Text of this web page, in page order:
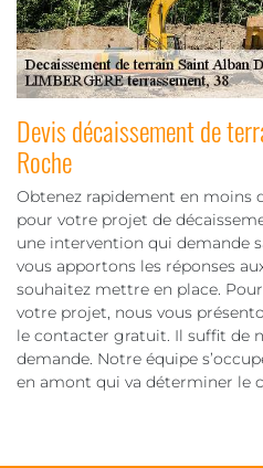
Devis décaissement de
Roche
Obtenez rapidement en moins
pour votre projet de
une intervention qui demande
vous apportons les réponses
souhaitez mettre en place.
votre projet, nous vous
le contacter gratuit. Il suffit de
demande. Notre équipe
en amont qui va déterminer le